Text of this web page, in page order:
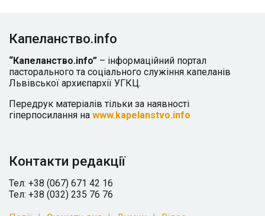
Капеланство.info
“Капеланство.info” – інформаційний портал
пасторального та соціального служіння капеланів
Львівської архиєпархії УГКЦ.
Передрук матеріалів тільки за наявності
гіперпосилання на www.kapelanstvo.info
Контакти редакції
Тел: +38 (067) 671 42 16
Тел: +38 (032) 235 76 76